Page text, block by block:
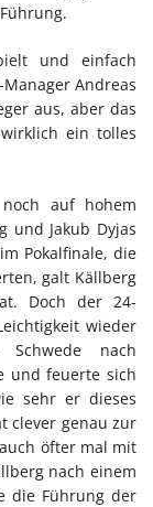
und einfach
Andreas
aus, aber das
ein tolles
auf hohem
und Jakub Dyjas
Pokalfinale, die
galt Källberg
Doch der 24-
wieder
nach
und feuerte sich
sehr er dieses
clever genau zur
öfter mal mit
nach einem
die Führung der